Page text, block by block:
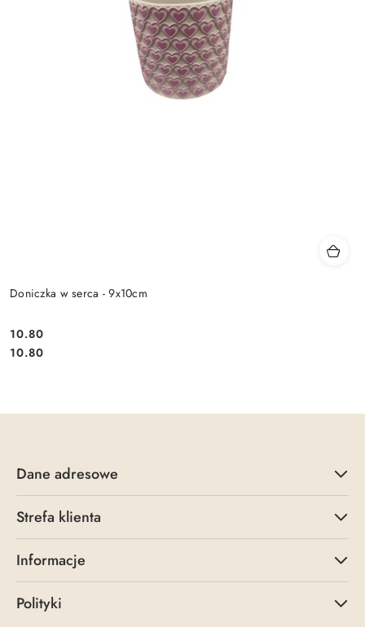
Doniczka w serca - 9x10cm
Cena:
10.80
Cena:
10.80
Dane adresowe
Strefa klienta
Informacje
Polityki